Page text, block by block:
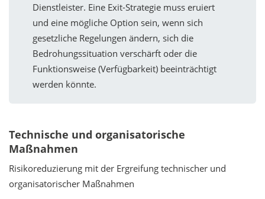
Dienstleister. Eine Exit-Strategie muss eruiert
und eine mögliche Option sein, wenn sich
gesetzliche Regelungen ändern, sich die
Bedrohungssituation verschärft oder die
Funktionsweise (Verfügbarkeit) beeinträchtigt
werden könnte.
Technische und organisatorische
Maßnahmen
Risikoreduzierung mit der Ergreifung technischer und
organisatorischer Maßnahmen